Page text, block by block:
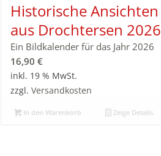
Historische Ansichten
aus Drochtersen 2026
Ein Bildkalender für das Jahr 2026
16,90 €
inkl. 19 % MwSt.
zzgl. Versandkosten
In den Warenkorb Zeige Details